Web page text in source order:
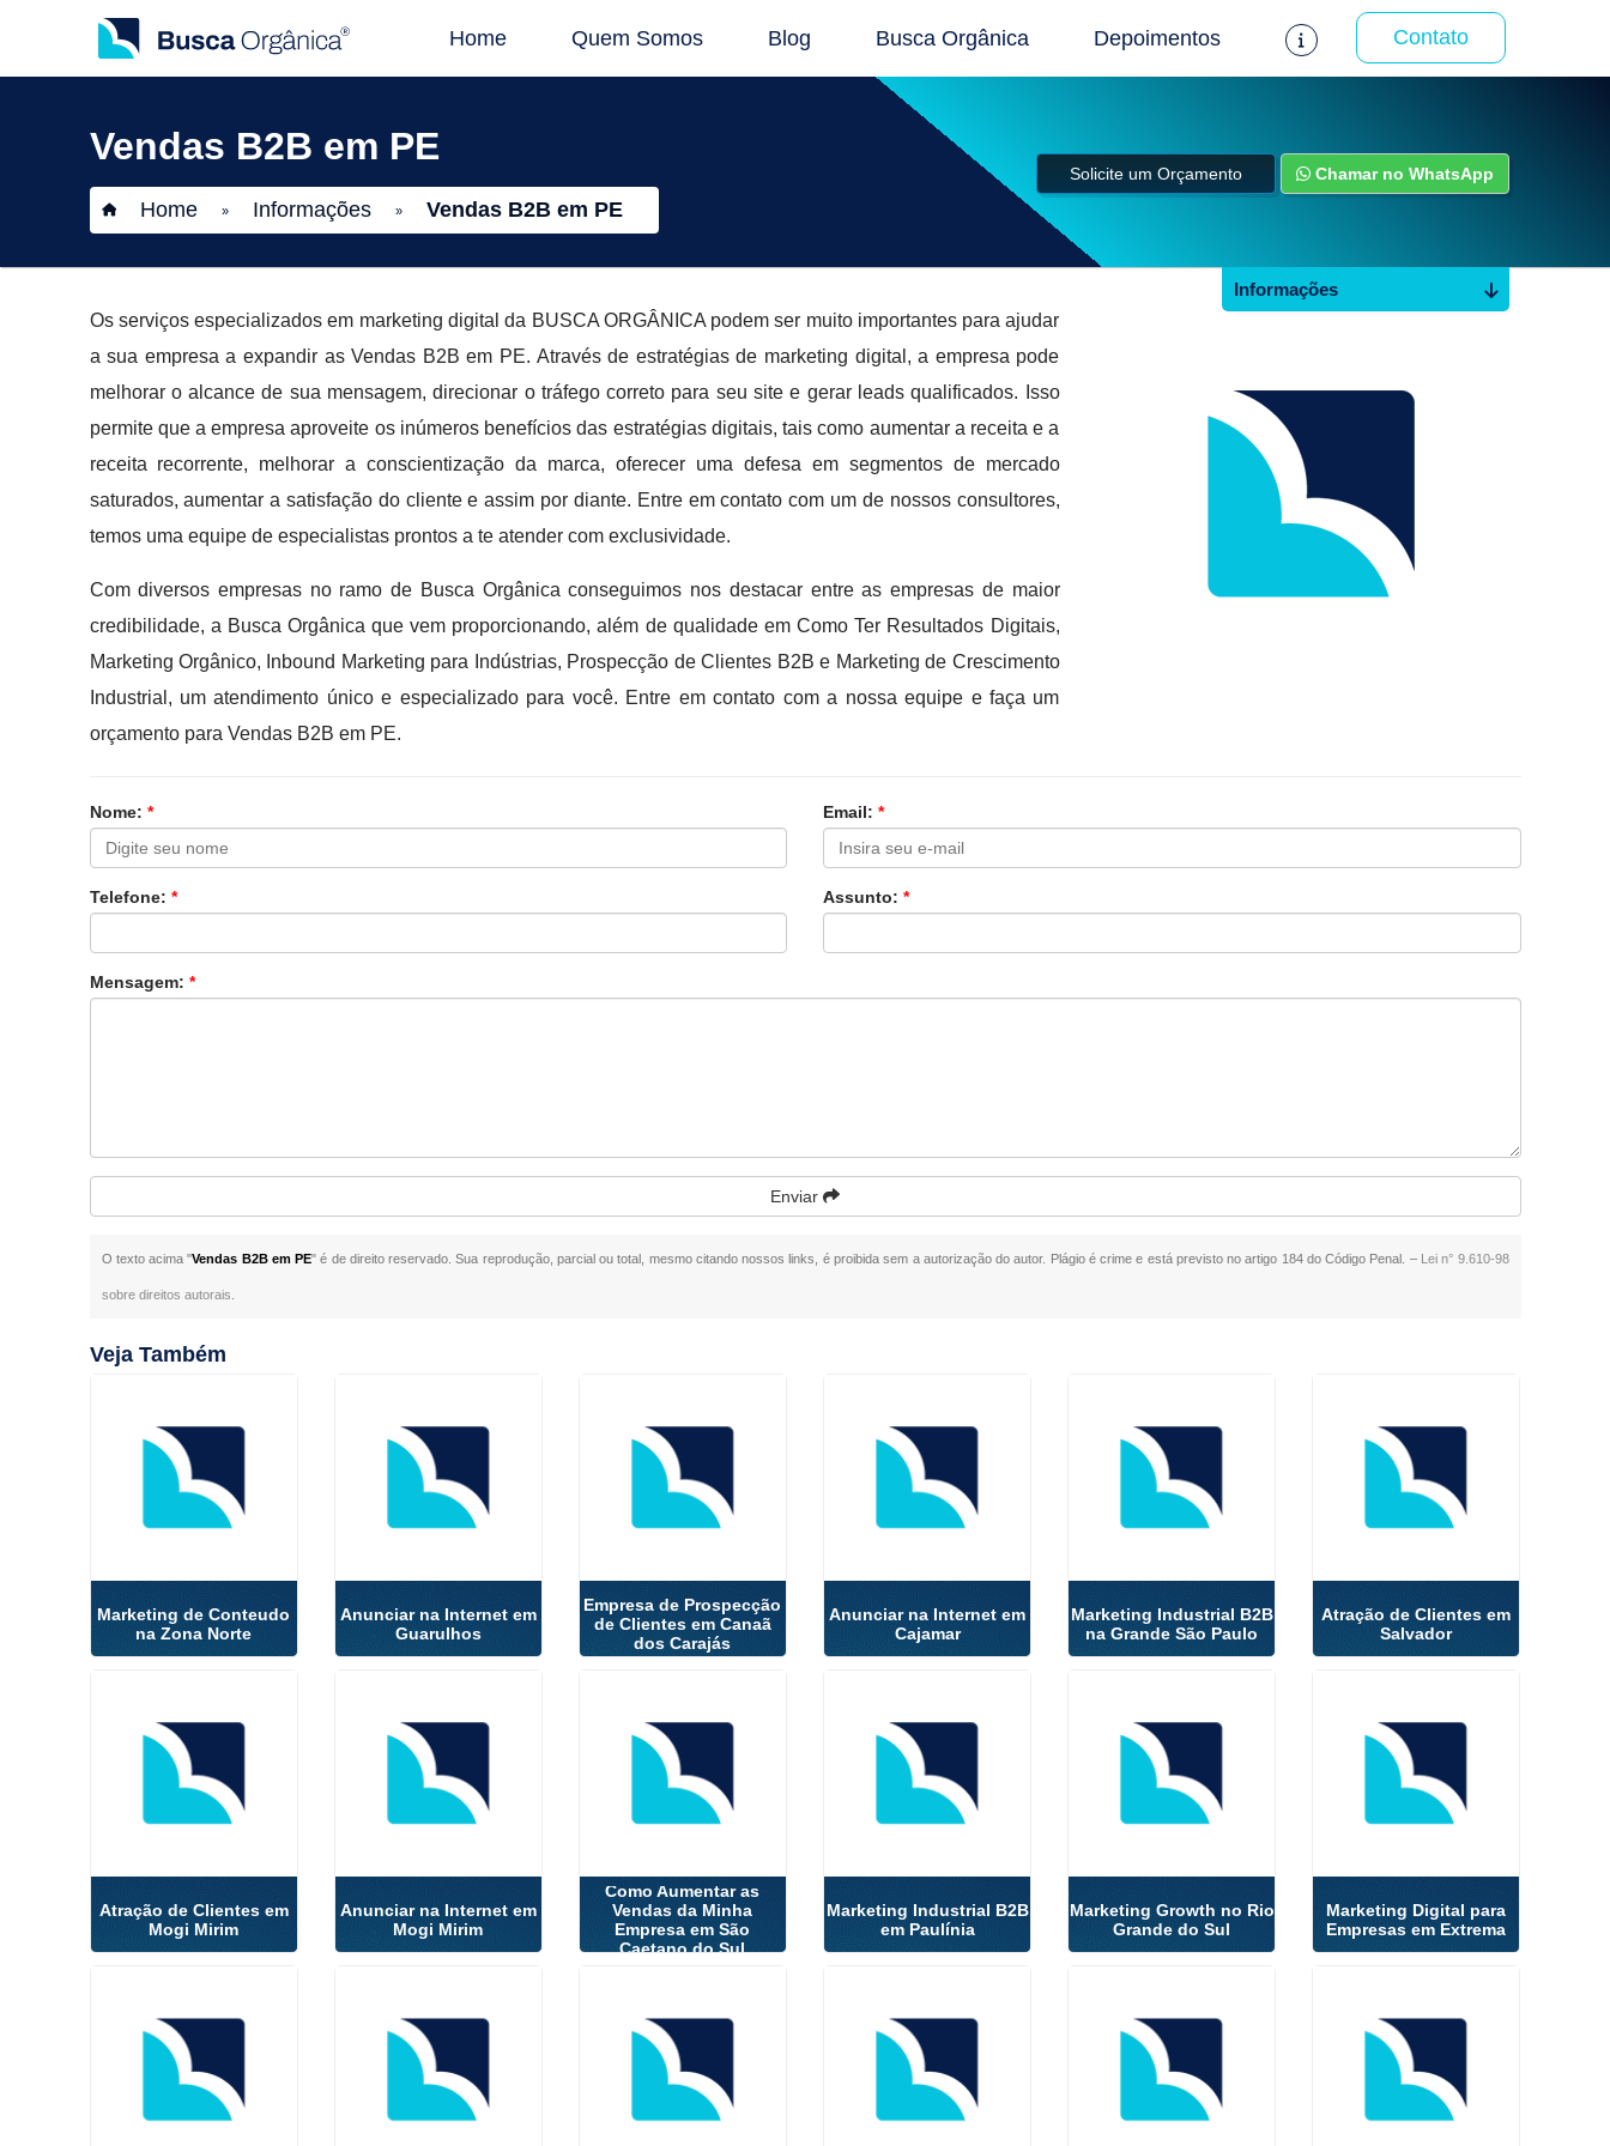
Home Quem Somos Blog Busca Orgânica Depoimentos Contato
Vendas B2B em PE
Home » Informações » Vendas B2B em PE
Solicite um Orçamento Chamar no WhatsApp
Os serviços especializados em marketing digital da BUSCA ORGÂNICA podem ser muito importantes para ajudar
a sua empresa a expandir as Vendas B2B em PE. Através de estratégias de marketing digital, a empresa pode
melhorar o alcance de sua mensagem, direcionar o tráfego correto para seu site e gerar leads qualificados. Isso
permite que a empresa aproveite os inúmeros benefícios das estratégias digitais, tais como aumentar a receita e a
receita recorrente, melhorar a conscientização da marca, oferecer uma defesa em segmentos de mercado
saturados, aumentar a satisfação do cliente e assim por diante. Entre em contato com um de nossos consultores,
temos uma equipe de especialistas prontos a te atender com exclusividade.
Com diversos empresas no ramo de Busca Orgânica conseguimos nos destacar entre as empresas de maior
credibilidade, a Busca Orgânica que vem proporcionando, além de qualidade em Como Ter Resultados Digitais,
Marketing Orgânico, Inbound Marketing para Indústrias, Prospecção de Clientes B2B e Marketing de Crescimento
Industrial, um atendimento único e especializado para você. Entre em contato com a nossa equipe e faça um
orçamento para Vendas B2B em PE.
Nome: * Email: *
Telefone: * Assunto: *
Mensagem: *
Enviar
O texto acima "Vendas B2B em PE" é de direito reservado. Sua reprodução, parcial ou total, mesmo citando nossos links, é proibida sem a autorização do autor. Plágio é crime e está previsto no artigo 184 do Código Penal. – Lei n° 9.610-98
sobre direitos autorais
Informações
Veja Também
Marketing de Conteudo
na Zona Norte
Anunciar na Internet em
Guarulhos
Empresa de Prospecção
de Clientes em Canaã
dos Carajás
Anunciar na Internet em
Cajamar
Marketing Industrial B2B
na Grande São Paulo
Atração de Clientes em
Salvador
Atração de Clientes em
Mogi Mirim
Anunciar na Internet em
Mogi Mirim
Como Aumentar as
Vendas da Minha
Empresa em São
Caetano do Sul
Marketing Industrial B2B
em Paulínia
Marketing Growth no Rio
Grande do Sul
Marketing Digital para
Empresas em Extrema